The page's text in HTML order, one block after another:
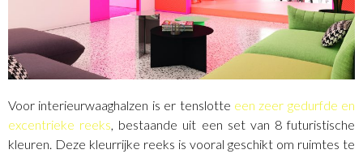
Voor interieurwaaghalzen is er tenslotte een zeer gedurfde en
excentrieke reeks, bestaande uit een set van 8 futuristische
kleuren. Deze kleurrijke reeks is vooral geschikt om ruimtes te